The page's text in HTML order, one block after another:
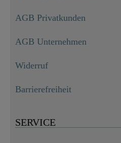
AGB Privatkunden
AGB Unternehmen
Widerruf
Barrierefreiheit
SERVICE